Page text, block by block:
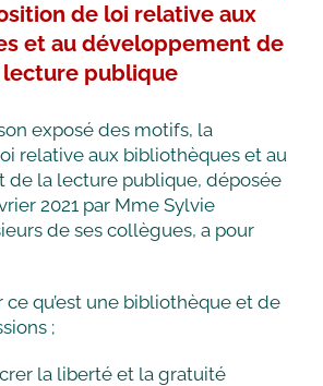
de loi relative aux
et au développement de
lecture publique
exposé des motifs, la
relative aux bibliothèques et au
de la lecture publique, déposée
2021 par Mme Sylvie
de ses collègues, a pour
une bibliothèque et de
;
la liberté et la gratuité